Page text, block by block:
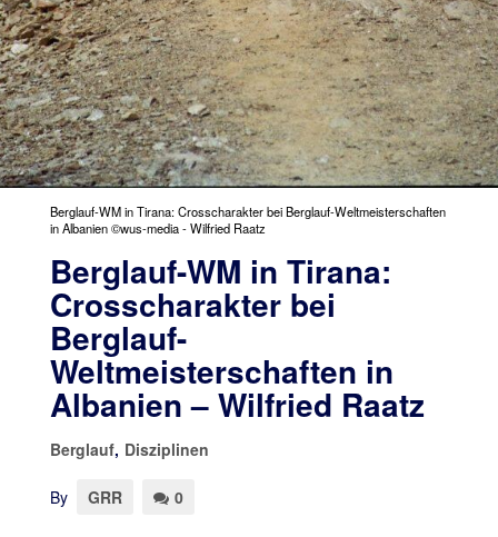
Berglauf-WM in Tirana: Crosscharakter bei Berglauf-Weltmeisterschaften
in Albanien ©wus-media - Wilfried Raatz
Berglauf-WM in Tirana:
Crosscharakter bei
Berglauf-
Weltmeisterschaften in
Albanien – Wilfried Raatz
Berglauf, Disziplinen
By GRR 0